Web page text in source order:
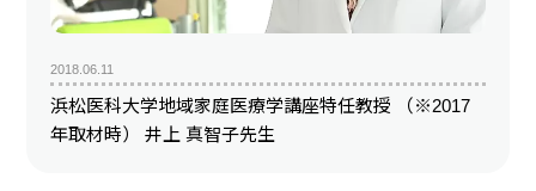
2018.06.11
浜松医科大学地域家庭医療学講座特任教授 （※2017
年取材時） 井上 真智子先生